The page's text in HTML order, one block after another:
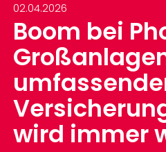
02.04.2026
Boom bei
wird immer